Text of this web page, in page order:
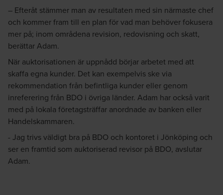
– Efteråt stämmer man av resultaten med sin närmaste chef
och kommer fram till en plan för vad man behöver fokusera
mer på; inom områdena revision, redovisning och skatt,
berättar Adam.
När auktorisationen är uppnådd börjar arbetet med att
skaffa egna kunder. Det kan exempelvis ske via
rekommendation från befintliga kunder eller genom
inreferering från BDO i övriga länder. Adam har också varit
med på lokala företagsträffar anordnade av banken eller
Handelskammaren.
- Jag trivs väldigt bra på BDO och kontoret i Jönköping och
ser en framtid som auktoriserad revisor på BDO, avslutar
Adam.